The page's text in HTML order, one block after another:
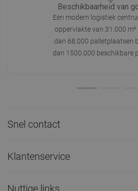
Beschikbaarheid van
Een modern logistiek
oppervlakte van 31.000 m²
dan 68.000 palletplaatsen
dan 1500.000 beschikbare
Snel contact
Klantenservice
Nuttige links